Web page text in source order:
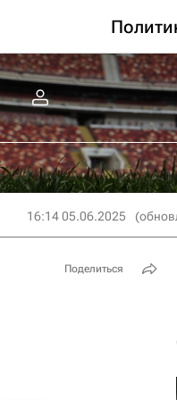
16:14 05.06.2025
Поделиться